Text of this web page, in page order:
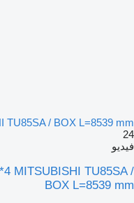
TU85SA / BOX L=8539 mm
24
فيديو
MITSUBISHI TU85SA /
BOX L=8539 mm